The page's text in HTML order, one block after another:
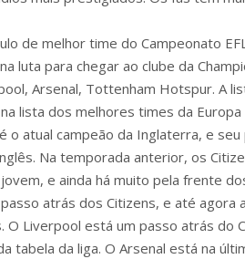
de melhor time do Campeonato
luta para chegar ao clube da
Arsenal, Tottenham Hotspur. A
lista dos melhores times da Europa
o atual campeão da Inglaterra, e
Na temporada anterior, os
e ainda há muito pela frente
atrás dos Citizens, e até agora
O Liverpool está um passo atrás do
tabela da liga. O Arsenal está na